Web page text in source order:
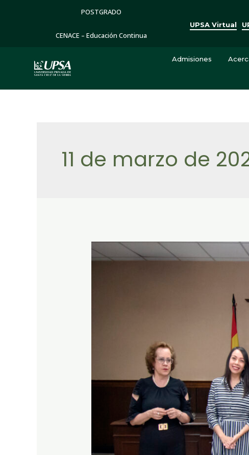
POSTGRADO
CENACE – Educación Continua
UPSA Virtual
Admisiones
11 de marzo de